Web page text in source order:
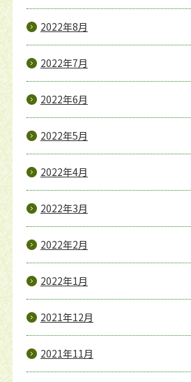
2022年8月
2022年7月
2022年6月
2022年5月
2022年4月
2022年3月
2022年2月
2022年1月
2021年12月
2021年11月